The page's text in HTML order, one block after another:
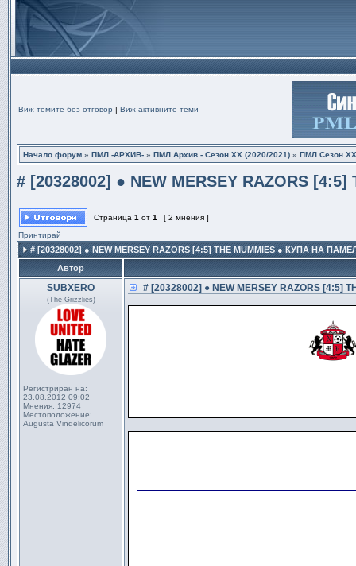
Виж темите без отговор | Виж активните теми
Начало форум » ПМЛ -АРХИВ- » ПМЛ Архив - Сезон XX (2020/2021) » ПМЛ Сезон
# [20328002] ● NEW MERSEY RAZORS
Страница 1 от 1
[ 2 мнения ]
Принтирай
# [20328002] ● NEW MERSEY RAZORS [4:5] THE MUMMIES ● КУПА НА
Автор
SUBXERO
(The Grizzlies)
Регистриран на:
23.08.2012 09:02
Мнения: 12974
Местоположение:
Augusta Vindelicorum
# [20328002] ● NEW MERSEY RAZORS [4:5]